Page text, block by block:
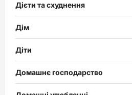
Дієти та схуднення
Дім
Діти
Домашнє господарство